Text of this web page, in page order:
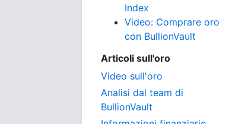
Index
Video: Comprare oro
con BullionVault
Articoli sull'oro
Video sull'oro
Analisi dal team di
BullionVault